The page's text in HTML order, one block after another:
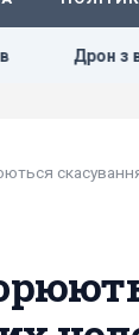
вибухівкою